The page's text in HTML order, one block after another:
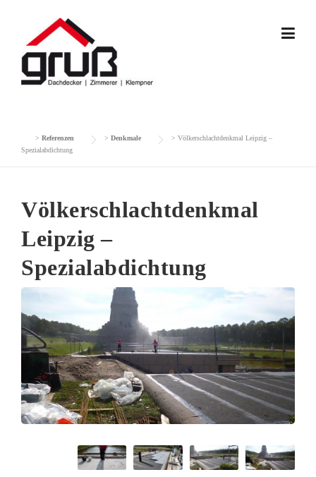
> Referenzen > Denkmale > Völkerschlachtdenkmal Leipzig –
Spezialabdichtung
Völkerschlachtdenkmal
Leipzig –
Spezialabdichtung